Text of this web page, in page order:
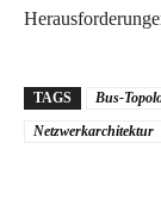
TAGS Bus-
Netzwerkarchitektur